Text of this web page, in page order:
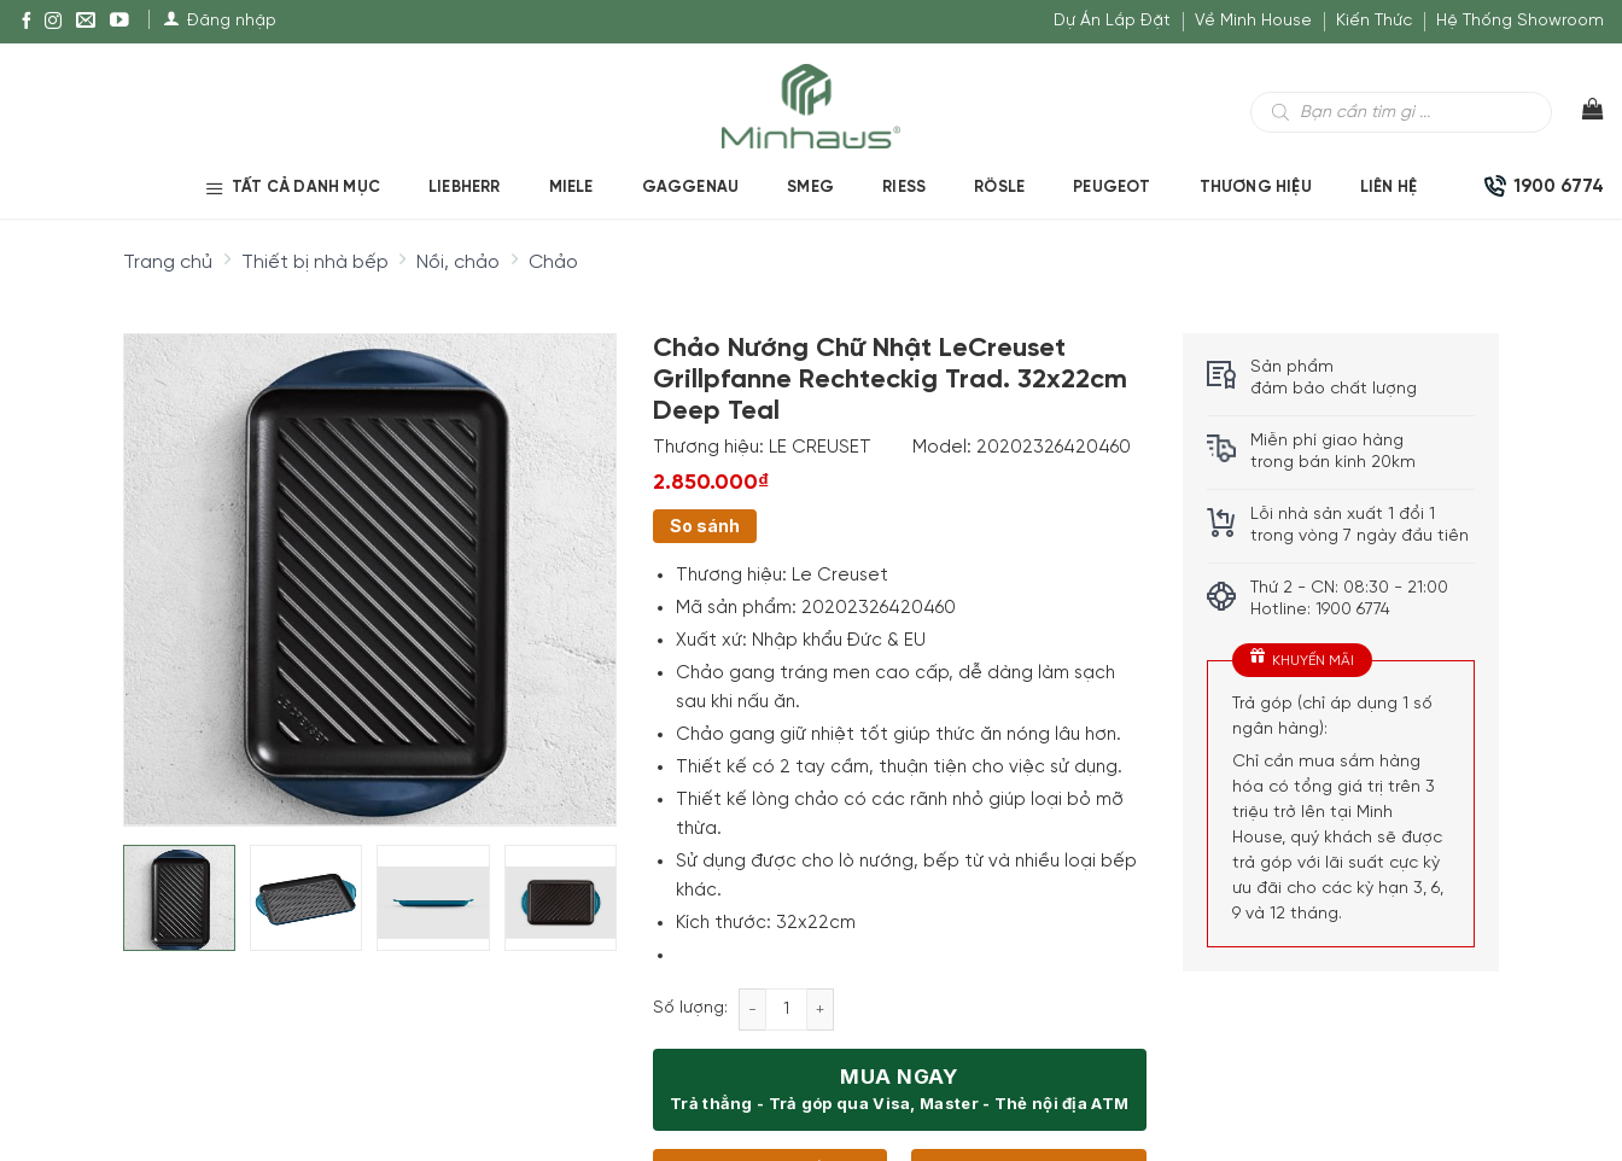
Đăng nhập Dự Án Lắp Đặt Về Minh House Kiến Thức Hệ Thống Showroom
kiếm
TẤT CẢ DANH MỤC LIEBHERR MIELE GAGGENAU SMEG RIESS RÖSLE PEUGEOT THƯƠNG HIỆU LIÊN HỆ 1900 6774
Trang chủ Thiết bị nhà bếp Nồi, chảo Chảo
Chảo Nướng Chữ Nhật LeCreuset
Grillpfanne Rechteckig Trad. 32x22cm
Deep Teal
Thương hiệu: LE CREUSET Model: 20202326420460
2.850.000₫
So sánh
Thương hiệu: Le Creuset
Mã sản phẩm: 20202326420460
Xuất xứ: Nhập khẩu Đức & EU
Chảo gang tráng men cao cấp, dễ dàng làm sạch
sau khi nấu ăn.
Chảo gang giữ nhiệt tốt giúp thức ăn nóng lâu hơn.
Thiết kế có 2 tay cầm, thuận tiện cho việc sử dụng.
Thiết kế lòng chảo có các rãnh nhỏ giúp loại bỏ mỡ
thừa.
Sử dụng được cho lò nướng, bếp từ và nhiều loại bếp
khác.
Kích thước: 32x22cm
Số lượng: Chảo Nướng Chữ Nhật LeCreuset Grillpfanne Rechteckig Trad. 32x22cm Deep Teal số lượng
MUA NGAY
Trả thẳng - Trả góp qua Visa, Master - Thẻ nội địa ATM
Sản phẩm
đảm bảo chất lượng
Miễn phí giao hàng
trong bán kính 20km
Lỗi nhà sản xuất 1 đổi 1
trong vòng 7 ngày đầu tiên
Thứ 2 - CN: 08:30 - 21:00
Hotline: 1900 6774
KHUYẾN MÃI
Trả góp (chỉ áp dụng 1 số
ngân hàng):
Chỉ cần mua sắm hàng
hóa có tổng giá trị trên 3
triệu trở lên tại Minh
House, quý khách sẽ được
trả góp với lãi suất cực kỳ
ưu đãi cho các kỳ hạn 3, 6,
9 và 12 tháng.